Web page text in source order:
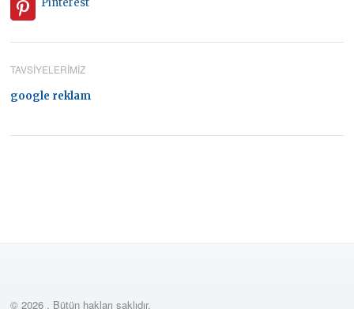
Pinterest
TAVSIYELERIMIZ
google reklam
© 2026 . Bütün hakları saklıdır.